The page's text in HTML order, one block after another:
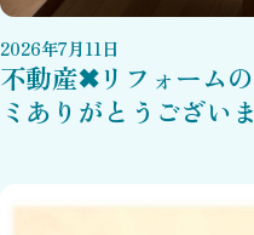
2026年7月11 日
不動産✖リフォーム
ミありがとうござい